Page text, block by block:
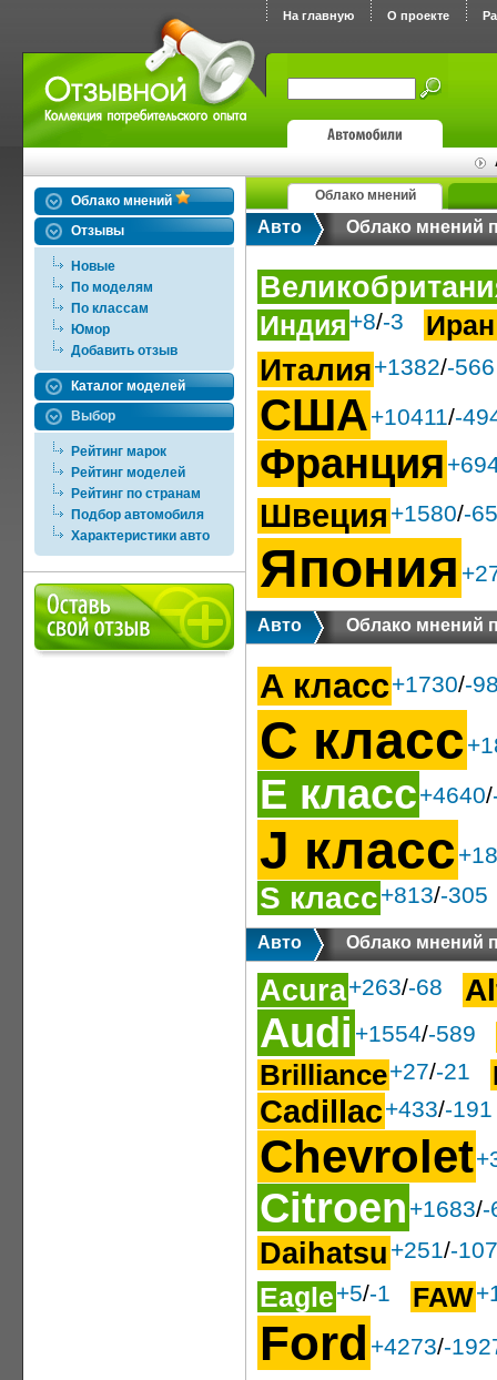
На главную О проекте
Облако мнений
Отзывы
Новые
По моделям
По классам
Юмор
Добавить отзыв
Каталог моделей
Выбор
Рейтинг марок
Рейтинг моделей
Рейтинг по странам
Подбор автомобиля
Характеристики авто
Облако мнений
Авто Облако мнений
Индия +8/-3 Иран
Италия+1382/-566
США+10411/-
Франция
Швеция +1580/-
Япония
Авто Облако мнений
A класс+1730/-
C класс
E класс+4640/
J класс
S класс+813/-305
Авто Облако мнений
Acura+263/-68
Audi +1554/-589
Brilliance+27/-21
Cadillac+433/-191
Chevrolet
Citroen +1683/-
Daihatsu +251/-107
Eagle+5/-1 FAW
Ford +4273/-